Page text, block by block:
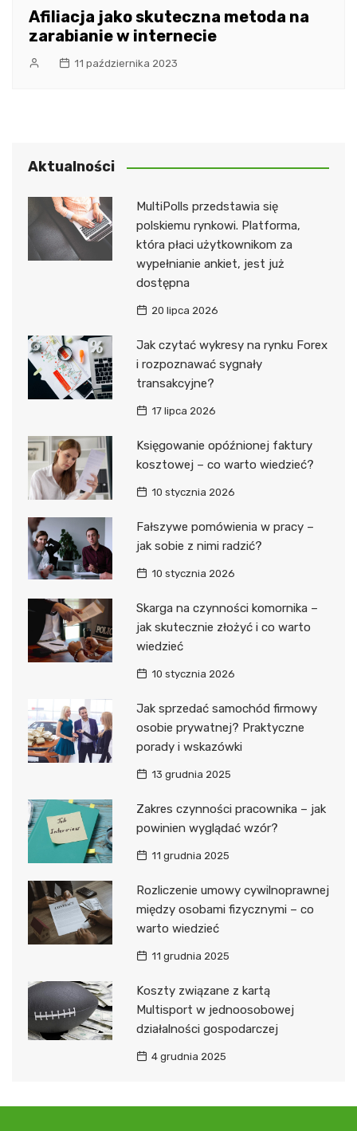
Afiliacja jako skuteczna metoda na
zarabianie w internecie
11 października 2023
Aktualności
MultiPolls przedstawia się
polskiemu rynkowi. Platforma,
która płaci użytkownikom za
wypełnianie ankiet, jest już
dostępna
20 lipca 2026
Jak czytać wykresy na rynku Forex
i rozpoznawać sygnały
transakcyjne?
17 lipca 2026
Księgowanie opóźnionej faktury
kosztowej – co warto wiedzieć?
10 stycznia 2026
Fałszywe pomówienia w pracy –
jak sobie z nimi radzić?
10 stycznia 2026
Skarga na czynności komornika –
jak skutecznie złożyć i co warto
wiedzieć
10 stycznia 2026
Jak sprzedać samochód firmowy
osobie prywatnej? Praktyczne
porady i wskazówki
13 grudnia 2025
Zakres czynności pracownika – jak
powinien wyglądać wzór?
11 grudnia 2025
Rozliczenie umowy cywilnoprawnej
między osobami fizycznymi – co
warto wiedzieć
11 grudnia 2025
Koszty związane z kartą
Multisport w jednoosobowej
działalności gospodarczej
4 grudnia 2025